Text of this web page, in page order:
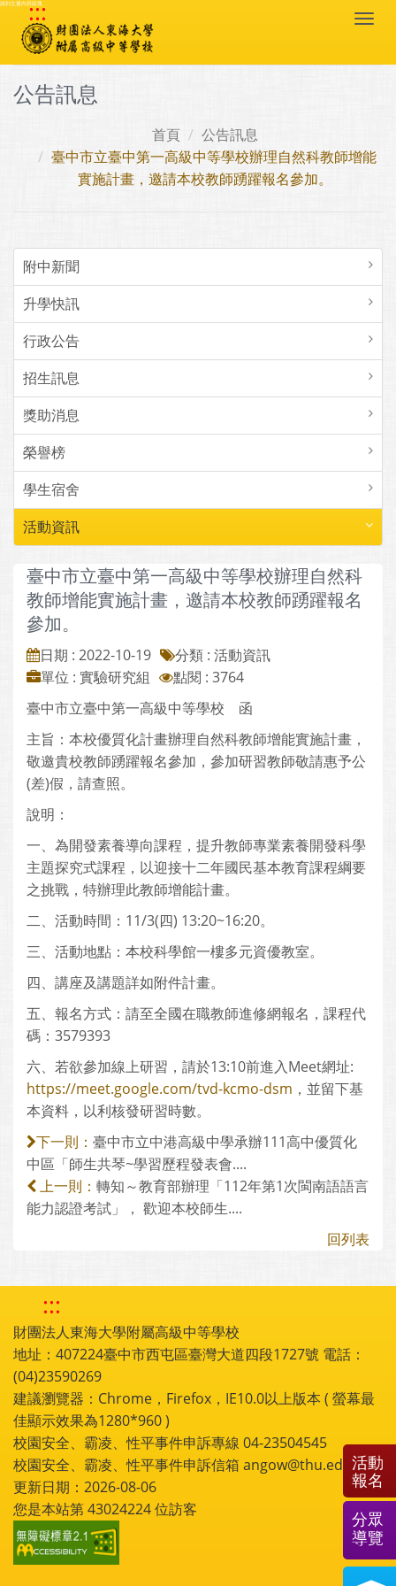
跳到主要內容區塊
:::
公告訊息
首頁
公告訊息
臺中市立臺中第一高級中等學校辦理自然科教師增能
實施計畫，邀請本校教師踴躍報名參加。
附中新聞
升學快訊
行政公告
招生訊息
獎助消息
榮譽榜
學生宿舍
活動資訊
臺中市立臺中第一高級中等學校辦理自然科
教師增能實施計畫，邀請本校教師踴躍報名
參加。
日期 : 2022-10-19
分類 : 活動資訊
單位 : 實驗研究組
點閱 : 3764
臺中市立臺中第一高級中等學校 函
主旨：本校優質化計畫辦理自然科教師增能實施計畫，
敬邀貴校教師踴躍報名參加，參加研習教師敬請惠予公
(差)假，請查照。
說明：
一、為開發素養導向課程，提升教師專業素養開發科學
主題探究式課程，以迎接十二年國民基本教育課程綱要
之挑戰，特辦理此教師增能計畫。
二、活動時間：11/3(四) 13:20~16:20。
三、活動地點：本校科學館一樓多元資優教室。
四、講座及講題詳如附件計畫。
五、報名方式：請至全國在職教師進修網報名，課程代
碼：3579393
六、若欲參加線上研習，請於13:10前進入Meet網址:
https://meet.google.com/tvd-kcmo-dsm ，並留下基
本資料，以利核發研習時數。
下一則： 臺中市立中港高級中學承辦111高中優質化
中區「師生共琴~學習歷程發表會....
上一則： 轉知～教育部辦理「112年第1次閩南語語言
能力認證考試」， 歡迎本校師生....
回列表
:::
財團法人東海大學附屬高級中等學校
地址：407224臺中市西屯區臺灣大道四段1727號 電話：
(04)23590269
建議瀏覽器：Chrome，Firefox，IE10.0以上版本 ( 螢幕最
佳顯示效果為1280*960 )
校園安全、霸凌、性平事件申訴專線 04-23504545
校園安全、霸凌、性平事件申訴信箱 angow@thu.edu.tw
更新日期：2026-08-06
您是本站第43024224位訪客
活動
報名
分眾
導覽